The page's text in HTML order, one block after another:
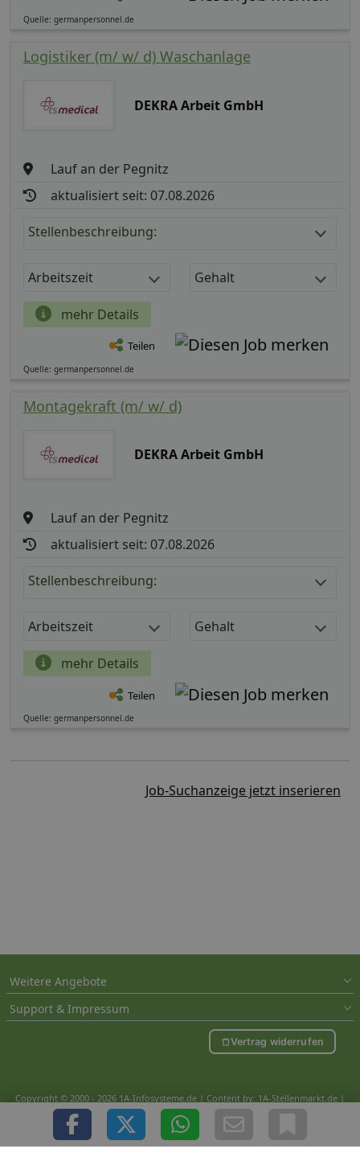
Quelle: germanpersonnel.de
Logistiker (m/ w/ d) Waschanlage
DEKRA Arbeit GmbH
Lauf an der Pegnitz
aktualisiert seit: 07.08.2026
Stellenbeschreibung:
Arbeitszeit Gehalt
mehr Details
Teilen
Quelle: germanpersonnel.de
Montagekraft (m/ w/ d)
DEKRA Arbeit GmbH
Lauf an der Pegnitz
aktualisiert seit: 07.08.2026
Stellenbeschreibung:
Arbeitszeit Gehalt
mehr Details
Teilen
Quelle: germanpersonnel.de
Job-Suchanzeige jetzt inserieren
Weitere Angebote
Support & Impressum
Vertrag widerrufen
Copyright © 2000 - 2026 1A-Infosysteme.de | Content by: 1A-Stellenmarkt.de |
08.08.2026| CFo: nur_Artikel|SEO_anpassung ( 1.206)